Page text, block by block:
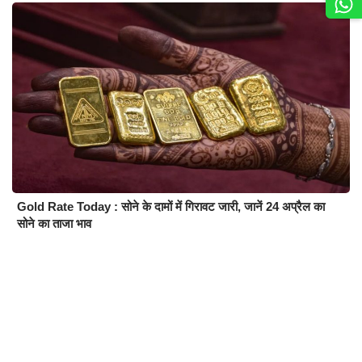
Gold Rate Today : सोने के दामों में गिरावट जारी, जानें 24 अप्रैल का
सोने का ताजा भाव